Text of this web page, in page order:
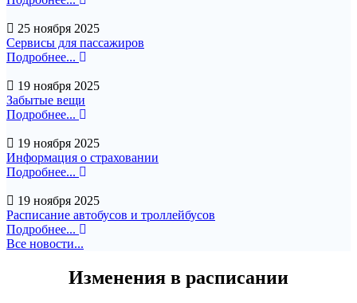
25 ноября 2025
Сервисы для пассажиров
Подробнее...
19 ноября 2025
Забытые вещи
Подробнее...
19 ноября 2025
Информация о страховании
Подробнее...
19 ноября 2025
Расписание автобусов и троллейбусов
Подробнее...
Все новости...
Изменения в расписании